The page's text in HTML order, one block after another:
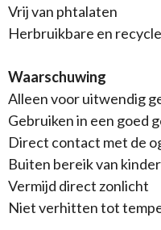
Vrij van phtalaten
Herbruikbare en
Waarschuwing
Alleen voor uitwendig
Gebruiken in een goed
Direct contact met de
Buiten bereik van
Vermijd direct zonlicht
Niet verhitten tot